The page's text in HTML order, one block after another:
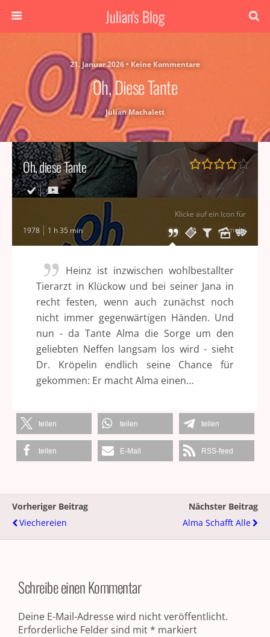
Julian's Blog
21. Januar 2026 • Keine Kommentare
Oh, Diese Tante
Julian Machalett
Oh, diese Tante
1978 1 h 35 min
Klicke auf ein Icon für
mehr
Heinz ist inzwischen wohlbestallter
Tierarzt in Klückow und bei seiner Jana in
recht festen, wenn auch zunächst noch
nicht immer gegenwärtigen Händen. Und
nun - da Tante Alma die Sorge um den
geliebten Neffen langsam los wird - sieht
Dr. Kröpelin endlich seine Chance für
gekommen: Er macht Alma einen…
teilen teilen teilen
teilen E-Mail RSS-feed
Vorheriger Beitrag
Viechereien
Nächster Beitrag
Alma Schafft Alle
Schreibe einen Kommentar
Deine E-Mail-Adresse wird nicht veröffentlicht.
Erforderliche Felder sind mit* markiert